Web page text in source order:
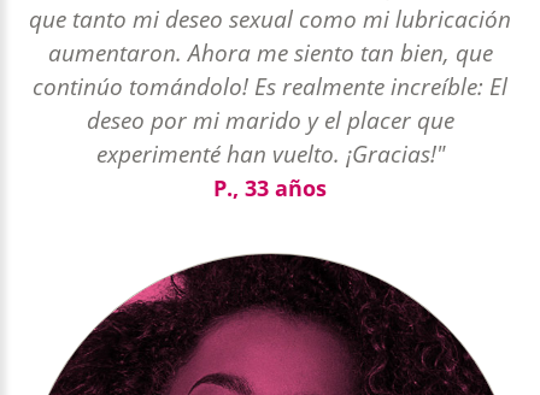
que tanto mi deseo sexual como mi lubricación
aumentaron. Ahora me siento tan bien, que
continúo tomándolo! Es realmente increíble: El
deseo por mi marido y el placer que
experimenté han vuelto. ¡Gracias!"
P., 33 años